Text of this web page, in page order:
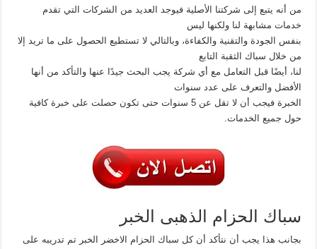
من أنه يتبع إلى شركتنا الأصلية فيوجد العديد من الشركات التي تقدم
خدمات مشابهة لنا ولكنها ليس
بنفس الجودة والتقنية والكفاءة، وبالتالي لا تستطيع الحصول على ما تريد إلا
من خلال سباك الثقبة التابع
لنا، أيضًا قبل التعامل مع أي شركة يجب البحث جيدًا عنها والتأكد من أنها
الأفضل والتعرف على عدد سنوات
الخبرة فيجب أن لا تقل عن 5 سنوات حتى تكون حصلت على خبرة كافية
حول جميع الخدمات.
سباك الحزام الذهبى الخبر
بجانب هذا يجب أن نتأكد أن كل سباك الحزام الاخضر الخبر تم تدريبه على